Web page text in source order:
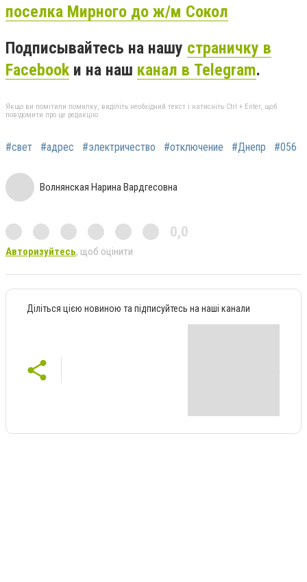
поселка Мирного до ж/м Сокол
Подписывайтесь на нашу страничку в
Facebook и на наш канал в Telegram.
Якщо ви помітили помилку, виділіть необхідний текст і натисніть Ctrl + Enter, щоб
повідомити про це редакцію
#свет #адрес #электричество #отключение #Днепр #056
Волнянская Нарина Вардгесовна
0,0
Авторизуйтесь, щоб оцінити
Діліться цією новиною та підписуйтесь на наші канали